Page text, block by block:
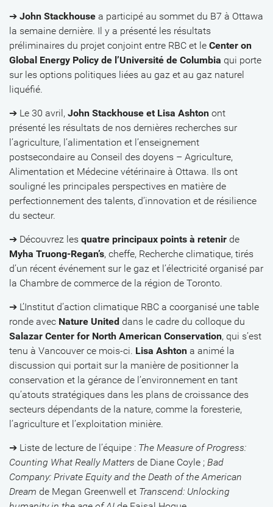
➔ John Stackhouse a participé au sommet du B7 à Ottawa
la semaine dernière. Il y a présenté les résultats
préliminaires du projet conjoint entre RBC et le Center on
Global Energy Policy de l’Université de Columbia qui porte
sur les options politiques liées au gaz et au gaz naturel
liquéfié.
➔ Le 30 avril, John Stackhouse et Lisa Ashton ont
présenté les résultats de nos dernières recherches sur
l’agriculture, l’alimentation et l’enseignement
postsecondaire au Conseil des doyens – Agriculture,
Alimentation et Médecine vétérinaire à Ottawa. Ils ont
souligné les principales perspectives en matière de
perfectionnement des talents, d’innovation et de résilience
du secteur.
➔ Découvrez les quatre principaux points à retenir de
Myha Truong-Regan’s, cheffe, Recherche climatique, tirés
d’un récent événement sur le gaz et l’électricité organisé par
la Chambre de commerce de la région de Toronto.
➔ L’Institut d’action climatique RBC a coorganisé une table
ronde avec Nature United dans le cadre du colloque du
Salazar Center for North American Conservation, qui s’est
tenu à Vancouver ce mois-ci. Lisa Ashton a animé la
discussion qui portait sur la manière de positionner la
conservation et la gérance de l’environnement en tant
qu’atouts stratégiques dans les plans de croissance des
secteurs dépendants de la nature, comme la foresterie,
l’agriculture et l’exploitation minière.
➔ Liste de lecture de l’équipe : The Measure of Progress:
Counting What Really Matters de Diane Coyle ; Bad
Company: Private Equity and the Death of the American
Dream de Megan Greenwell et Transcend: Unlocking